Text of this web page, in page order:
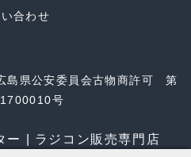
合わせ
島県公安委員会古物商許可 第
号
ー | ラジコン販売専門店